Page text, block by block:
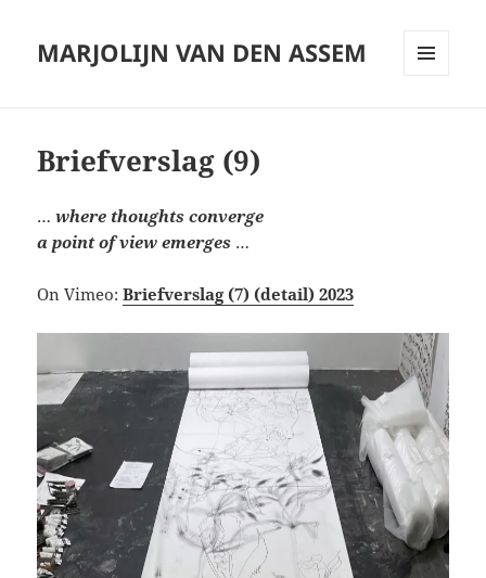
MARJOLIJN VAN DEN ASSEM
Briefverslag (9)
…where thoughts converge
a point of view emerges …
On Vimeo:Briefverslag (7) (detail) 2023